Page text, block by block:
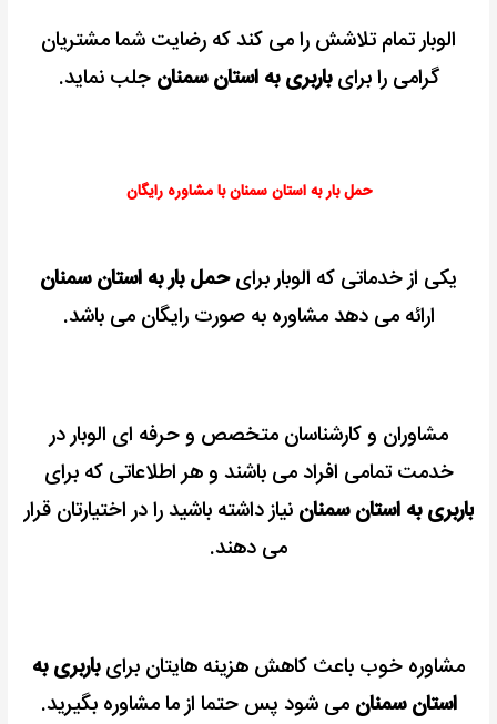
الوبار تمام تلاشش را می کند که رضایت شما مشتریان
گرامی را برایباربری به استان سمنان جلب نماید.
حمل بار به استان سمنان با مشاوره رایگان
یکی از خدماتی که الوبار برایحمل بار به استان سمنان
ارائه می دهد مشاوره به صورت رایگان می باشد.
مشاوران و کارشناسان متخصص و حرفه ای الوبار در
خدمت تمامی افراد می باشند و هر اطلاعاتی که برای
باربری به استان سمنان نیاز داشته باشید را در اختیارتان قرار
می دهند.
مشاوره خوب باعث کاهش هزینه هایتان برایباربری به
استان سمنان می شود پس حتما از ما مشاوره بگیرید.